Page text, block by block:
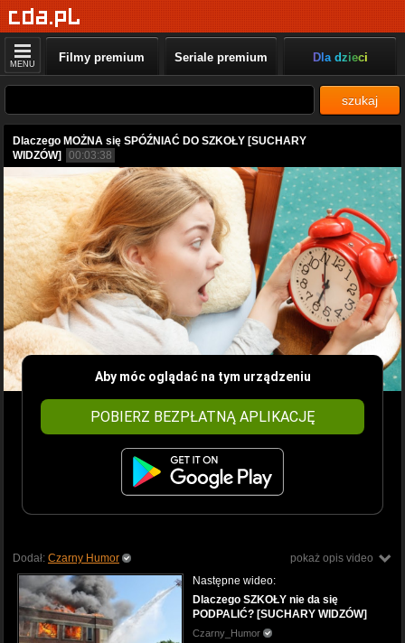
MENU Filmy premium Seriale premium Dla dzieci
szukaj
Dlaczego MOŻNA się SPÓŹNIAĆ DO SZKOŁY [SUCHARY
WIDZÓW]
00:03:38
Aby móc oglądać na tym urządzeniu
POBIERZ BEZPŁATNĄ APLIKACJĘ
pokaż opis video
Dodał: Czarny Humor
Następne wideo:
Dlaczego SZKOŁY nie da się
PODPALIĆ? [SUCHARY WIDZÓW]
Czarny_Humor